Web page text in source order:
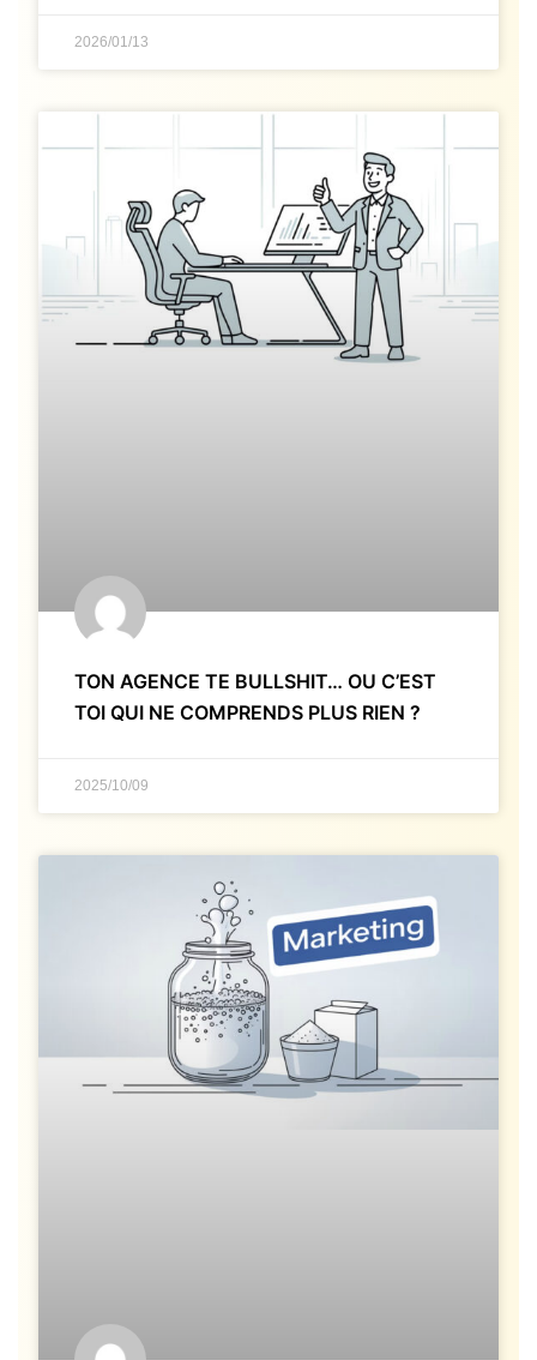
2026/01/13
TON AGENCE TE BULLSHIT… OU C’EST
TOI QUI NE COMPRENDS PLUS RIEN ?
2025/10/09